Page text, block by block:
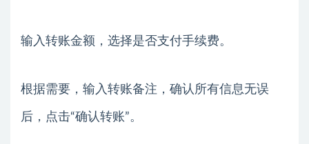
输入转账金额，选择是否支付手续费。
根据需要，输入转账备注，确认所有信息无误
后，点击“确认转账”。